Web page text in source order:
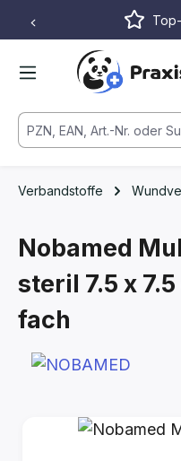
Zum Hauptinhalt
Verbandstoffe
Nobamed
steril 7.5 x
fach
Bildergalerie